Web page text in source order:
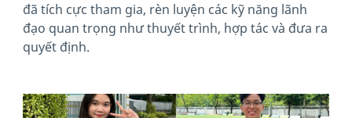
đã tích cực tham gia, rèn luyện các kỹ năng lãnh
đạo quan trọng như thuyết trình, hợp tác và đưa ra
quyết định.
News image